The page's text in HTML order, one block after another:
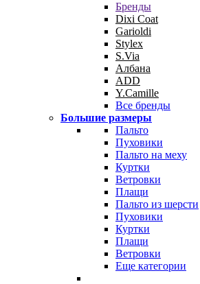
Бренды
Dixi Coat
Garioldi
Stylex
S.Via
Албана
ADD
Y.Camille
Все бренды
Большие размеры
Пальто
Пуховики
Пальто на меху
Куртки
Ветровки
Плащи
Пальто из шерсти
Пуховики
Куртки
Плащи
Ветровки
Еще категории